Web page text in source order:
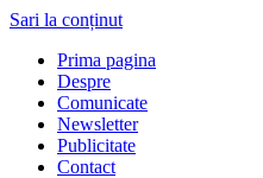
Sari la conținut
Prima pagina
Despre
Comunicate
Newsletter
Publicitate
Contact